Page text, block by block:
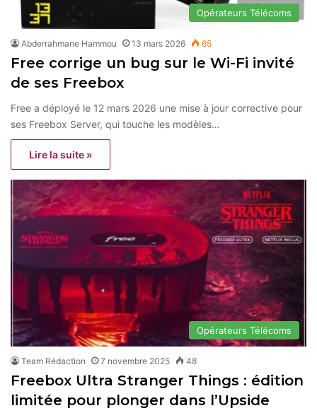
Opérateurs Télécoms
Abderrahmane Hammou 13 mars 2026 65
Free corrige un bug sur le Wi-Fi invité
de ses Freebox
Free a déployé le 12 mars 2026 une mise à jour corrective pour
ses Freebox Server, qui touche les modèles…
Lire la suite »
Opérateurs Télécoms
Team Rédaction 7 novembre 2025 48
Freebox Ultra Stranger Things : édition
limitée pour plonger dans l’Upside